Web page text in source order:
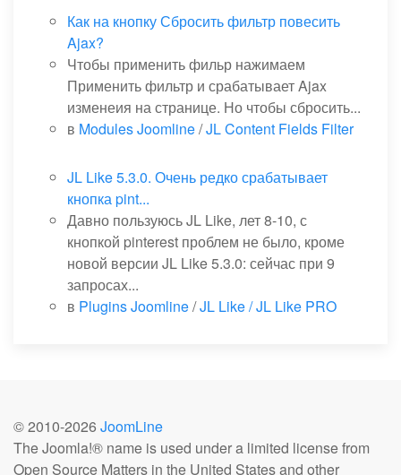
Как на кнопку Сбросить фильтр повесить
Ajax?
Чтобы применить фильр нажимаем
Применить фильтр и срабатывает Ajax
изменеия на странице. Но чтобы сбросить...
в Modules Joomline/JL Content Fields Filter
JL Like 5.3.0. Очень редко срабатывает
кнопка pint...
Давно пользуюсь JL Like, лет 8-10, с
кнопкой pinterest проблем не было, кроме
новой версии JL Like 5.3.0: сейчас при 9
запросах...
в Plugins Joomline/JL Like / JL Like PRO
© 2010-2026 JoomLine
The Joomla!® name is used under a limited license from
Open Source Matters in the United States and other